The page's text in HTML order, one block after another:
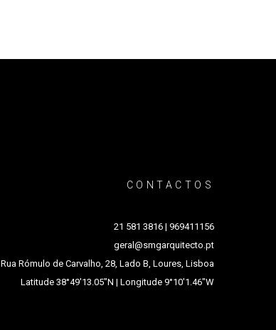
CONTACTOS
21 581 3816 | 969411156
geral@smgarquitecto.pt
Rua Rómulo de Carvalho, 28, Lado B, Loures, Lisboa
Latitude 38°49'13.05"N | Longitude 9°10'1.46"W